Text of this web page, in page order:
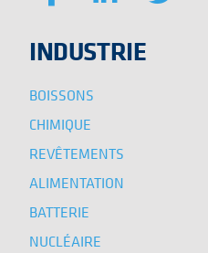
INDUSTRIE
BOISSONS
CHIMIQUE
REVÊTEMENTS
ALIMENTATION
BATTERIE
NUCLÉAIRE